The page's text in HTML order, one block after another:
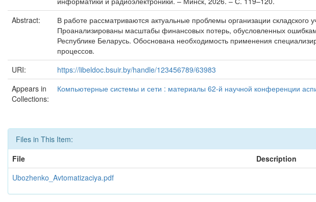
Abstract:
В работе рассматриваются актуальные проблемы организации складского
Проанализированы масштабы финансовых потерь, обусловленных
Республике Беларусь. Обоснована необходимость применения
процессов.
URI:
https://libeldoc.bsuir.by/handle/123456789/63983
Appears in
Collections:
Компьютерные системы и сети : материалы 62-й научной конференции
Files in This Item:
File
Description
Ubozhenko_Avtomatizaciya.pdf